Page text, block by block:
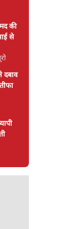
की
से
दबाव